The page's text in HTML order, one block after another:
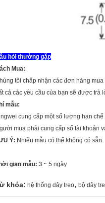
hỏi thường gặp
Mua:
tôi chấp nhận các đơn hàng
cả các yêu cầu của bạn sẽ được trả
mẫu:
cung cấp một số lượng hạn
mua phải cung cấp số tài khoản
Ý: Nhiều mẫu có thể không có sẵn.
gian mẫu: 3 ~ 5 ngày
khóa: hệ thống dây treo, bộ dây